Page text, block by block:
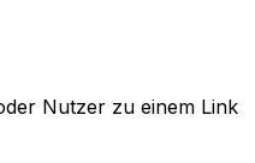
Nutzer zu einem Link